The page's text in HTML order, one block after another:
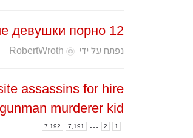
12 летние девушки порно
נפתח על ידי RobertWroth
assassins for hire
murderer kid
1
2
…
7,191
7,192